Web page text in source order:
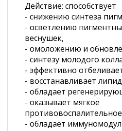
Действие: способствует
- снижению синтеза
- осветлению
веснушек,
- омоложению и
- синтезу молодого
- эффективно
- восстанавливает
- обладает
- оказывает мягкое
- обладает